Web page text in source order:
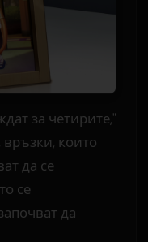
за четирите,"
връзки, които
да се
се
да